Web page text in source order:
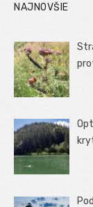
NAJNOVŠIE